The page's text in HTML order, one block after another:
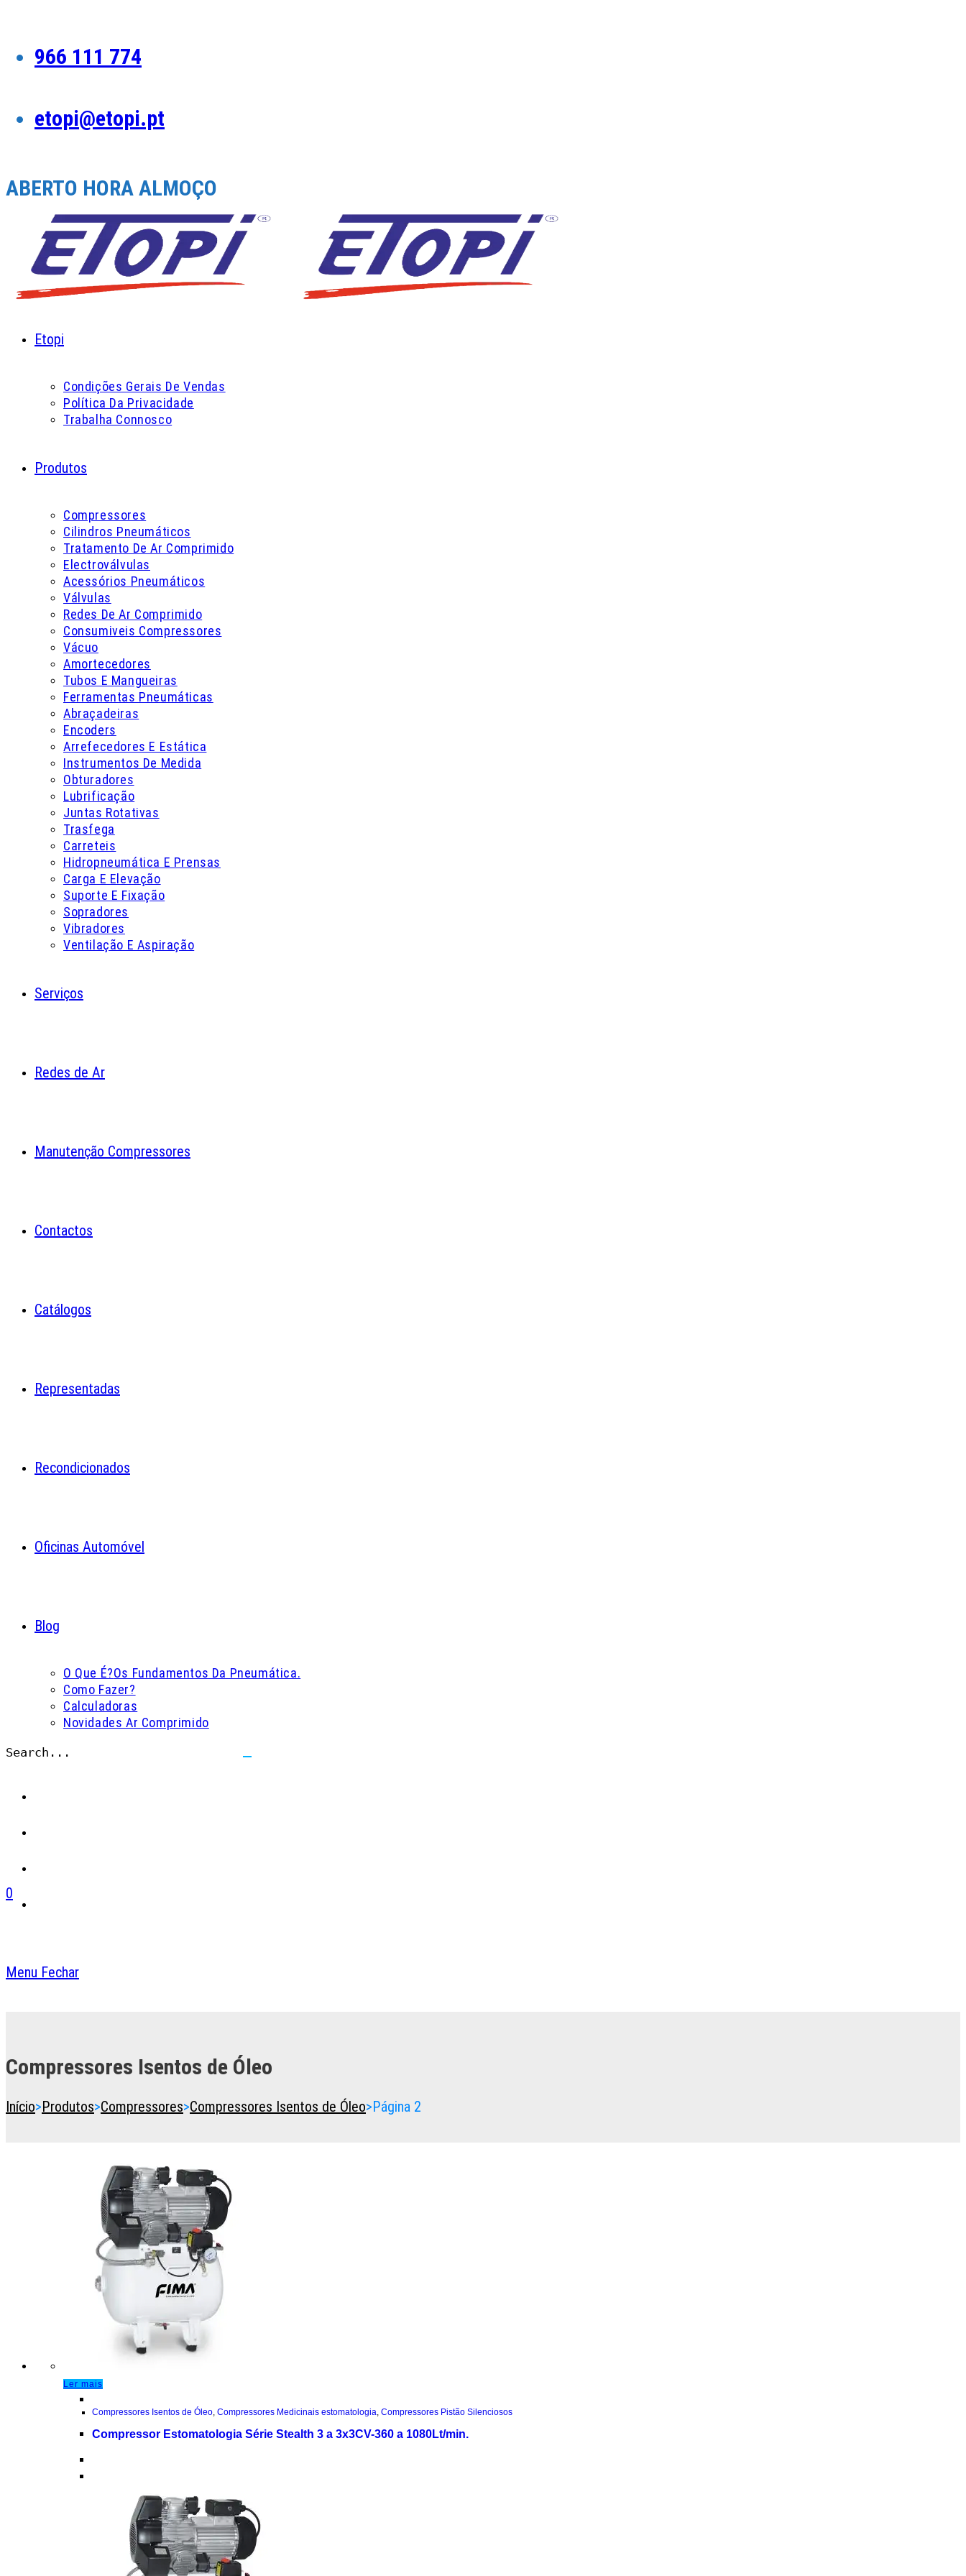
content966 111 774
etopi@etopi.pt
ABERTO HORA ALMOÇO
Etopi
Condições Gerais De Vendas
Política Da Privacidade
Trabalha Connosco
Produtos
Compressores
Cilindros Pneumáticos
Tratamento De Ar Comprimido
Electroválvulas
Acessórios Pneumáticos
Válvulas
Redes De Ar Comprimido
Consumiveis Compressores
Vácuo
Amortecedores
Tubos E Mangueiras
Ferramentas Pneumáticas
Abraçadeiras
Encoders
Arrefecedores E Estática
Instrumentos De Medida
Obturadores
Lubrificação
Juntas Rotativas
Trasfega
Carreteis
Hidropneumática E Prensas
Carga E Elevação
Suporte E Fixação
Sopradores
Vibradores
Ventilação E Aspiração
Serviços
Redes de Ar
Manutenção Compressores
Contactos
Catálogos
Representadas
Recondicionados
Oficinas Automóvel
Blog
O Que É?Os Fundamentos Da Pneumática.
Como Fazer?
Calculadoras
Novidades Ar Comprimido
Search...
0
Menu Fechar
to
or
collapse
Compressores Isentos de Óleo
Início>Produtos>Compressores>Compressores Isentos de Óleo>Página 2
Ler mais
Compressores Isentos de Óleo, Compressores Medicinais estomatologia, Compressores Pistão Silenciosos
Compressor Estomatologia Série Stealth 3 a 3x3CV-360 a 1080Lt/min.